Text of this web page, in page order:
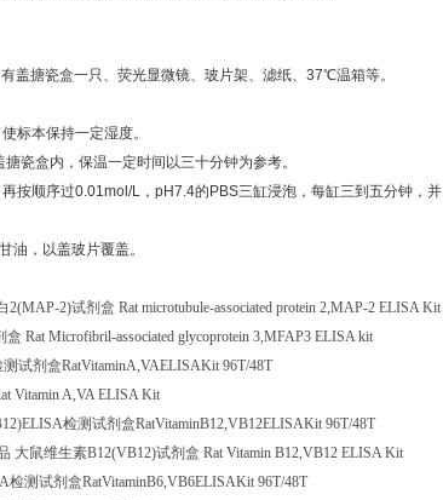
盖搪瓷盒一只、荧光显微镜、玻片架、滤纸、 37℃温箱等。
标本保持一定湿度。
瓷盒内，保温一定时间以三十分钟为参考。
按顺序过0.01mol/L ， pH7.4的 PBS三缸浸泡，每缸三到五分钟，并
油，以盖玻片覆盖。
2(MAP-2)试剂盒 Rat microtubule-associated protein 2,MAP-2 ELISA Kit
盒 Rat Microfibril-associated glycoprotein 3,MFAP3 ELISA kit
测试剂盒RatVitaminA,VAELISAKit 96T/48T
Vitamin A,VA ELISA Kit
检测试剂盒RatVitaminB12,VB12ELISAKit 96T/48T
大鼠维生素B12(VB12)试剂盒 Rat Vitamin B12,VB12 ELISA Kit
检测试剂盒RatVitaminB6,VB6ELISAKit 96T/48T